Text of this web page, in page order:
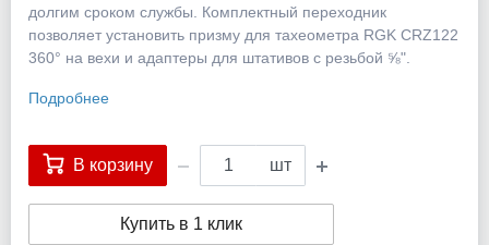
долгим сроком службы. Комплектный переходник
позволяет установить призму для тахеометра RGK CRZ122
360° на вехи и адаптеры для штативов с резьбой ⅝".
Подробнее
В корзину шт
Купить в 1 клик